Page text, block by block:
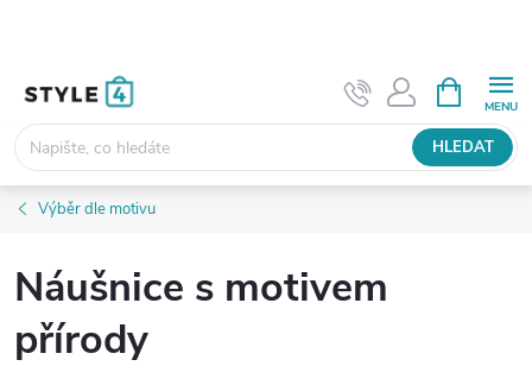
HLEDAT
NÁKUPNÍ
KOŠÍK
Výběr dle motivu
Náušnice s motivem
přírody